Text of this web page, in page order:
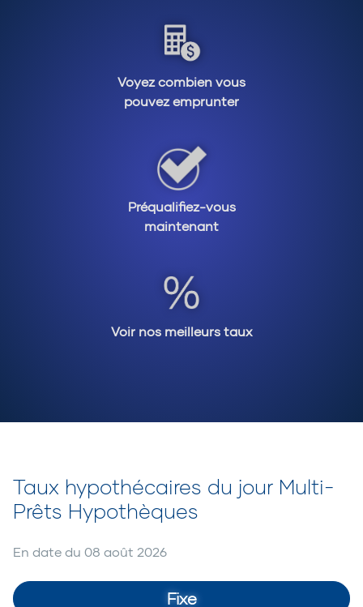
Voyez combien vous
pouvez emprunter
Préqualifiez-vous
maintenant
Voir nos meilleurs taux
Taux hypothécaires du jour Multi-
Prêts Hypothèques
En date du 08 août 2026
Fixe